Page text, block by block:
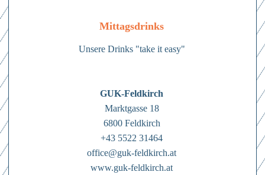
Mittagsdrinks
Unsere Drinks "take it easy"
GUK-Feldkirch
Marktgasse 18
6800 Feldkirch
+43 5522 31464
office@guk-feldkirch.at
www.guk-feldkirch.at
Datenschutzbestimmungen
Hierher ziehen & fallen lassen
Dateien auswählen
Abschicken
Mit dem Absenden des Formulars erkläre ich mich einverstanden mit
Datenschutzbestimmungen
Mit dem Absenden des Formulars erkläre ich mich einverstanden mit
Datenschutzbestimmungen
Mit dem Absenden des Formulars erkläre ich mich einverstanden mit